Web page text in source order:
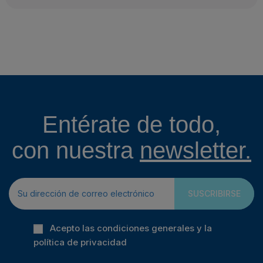
Entérate de todo,
con nuestra newsletter.
SUSCRIBIRSE
Acepto las condiciones generales y la
política de privacidad